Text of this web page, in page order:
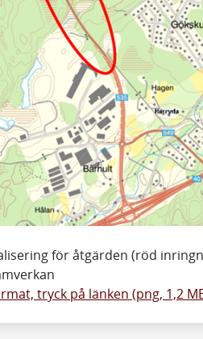
för åtgärden (röd
tryck på länken (png, 1,2